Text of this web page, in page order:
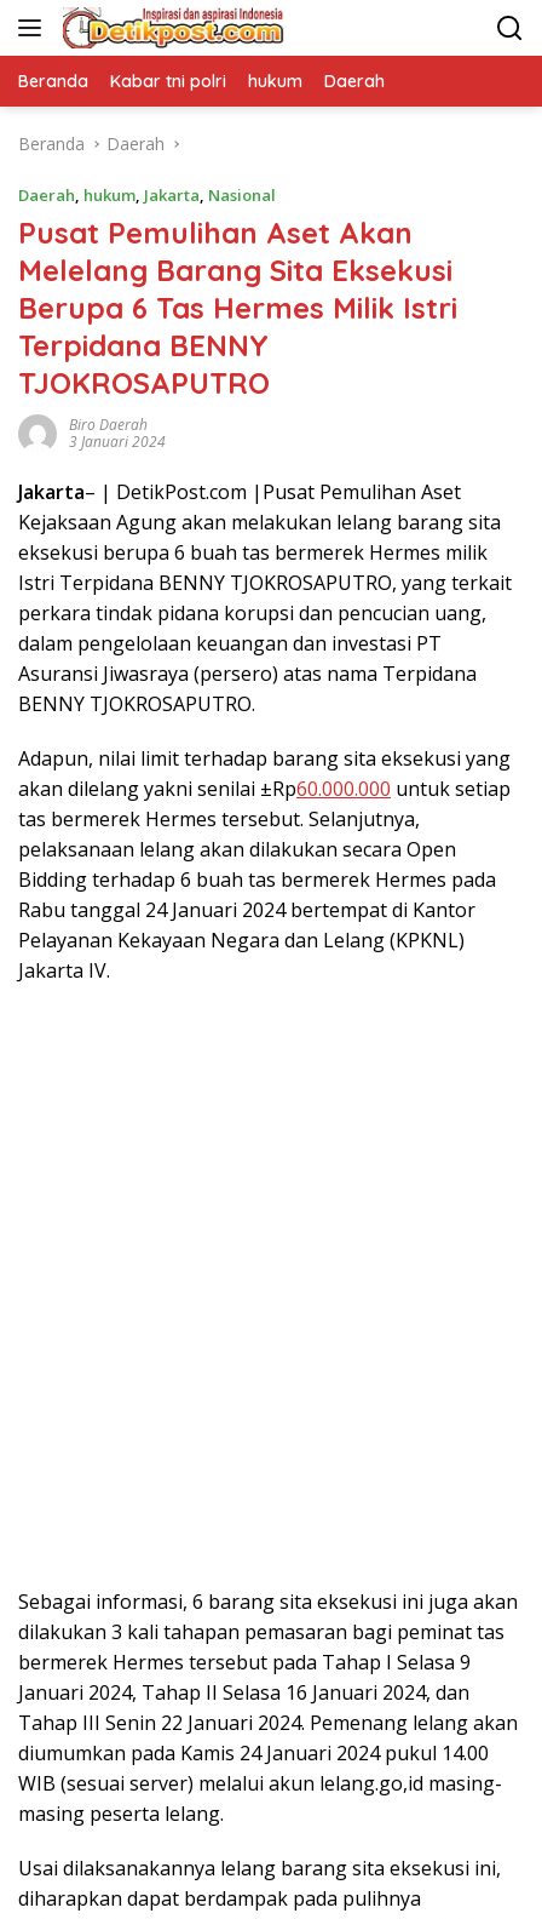
Langsung
Beranda Kabar tni polri hukum Daerah
Beranda Daerah
Daerah, hukum, Jakarta, Nasional
Pusat Pemulihan Aset Akan
Melelang Barang Sita Eksekusi
Berupa 6 Tas Hermes Milik Istri
Terpidana BENNY
TJOKROSAPUTRO
Biro Daerah
3 Januari 2024
Jakarta– | DetikPost.com |Pusat Pemulihan Aset
Kejaksaan Agung akan melakukan lelang barang sita
eksekusi berupa 6 buah tas bermerek Hermes milik
Istri Terpidana BENNY TJOKROSAPUTRO, yang terkait
perkara tindak pidana korupsi dan pencucian uang,
dalam pengelolaan keuangan dan investasi PT
Asuransi Jiwasraya (persero) atas nama Terpidana
BENNY TJOKROSAPUTRO.
Adapun, nilai limit terhadap barang sita eksekusi yang
akan dilelang yakni senilai ±Rp60.000.000 untuk setiap
tas bermerek Hermes tersebut. Selanjutnya,
pelaksanaan lelang akan dilakukan secara Open
Bidding terhadap 6 buah tas bermerek Hermes pada
Rabu tanggal 24 Januari 2024 bertempat di Kantor
Pelayanan Kekayaan Negara dan Lelang (KPKNL)
Jakarta IV.
Sebagai informasi, 6 barang sita eksekusi ini juga akan
dilakukan 3 kali tahapan pemasaran bagi peminat tas
bermerek Hermes tersebut pada Tahap I Selasa 9
Januari 2024, Tahap II Selasa 16 Januari 2024, dan
Tahap III Senin 22 Januari 2024. Pemenang lelang akan
diumumkan pada Kamis 24 Januari 2024 pukul 14.00
WIB (sesuai server) melalui akun lelang.go,id masing-
masing peserta lelang.
Usai dilaksanakannya lelang barang sita eksekusi ini,
diharapkan dapat berdampak pada pulihnya